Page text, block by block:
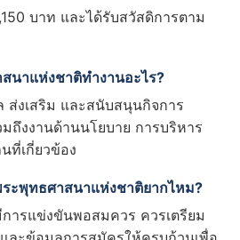
บาท และได้รับสวัสดิการตาม
นาแห่งชาติทำงานอะไร?
ส่งเสริม และสนับสนุนกิจการ
ถึงงานด้านนโยบาย การบริหาร
ที่เกี่ยวข้อง
ระพุทธศาสนาแห่งชาติยากไหม?
ารแข่งขันพอสมควร ควรเตรียม